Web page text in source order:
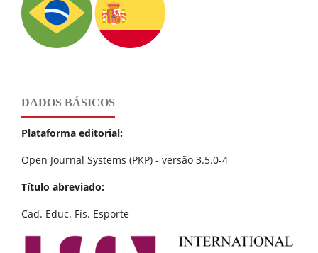
DADOS BÁSICOS
Plataforma editorial:
Open Journal Systems (PKP) - versão 3.5.0-4
Título abreviado:
Cad. Educ. Fís. Esporte